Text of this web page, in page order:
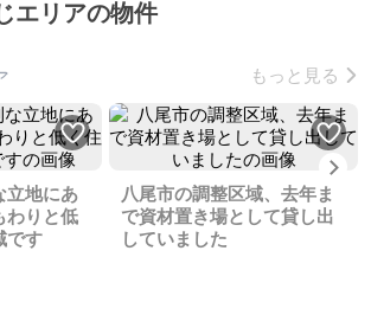
エリアの物件
もっと見る
立地にあ
わりと低
です
八尾市の調整区域、去年ま
で資材置き場として貸し出
していました